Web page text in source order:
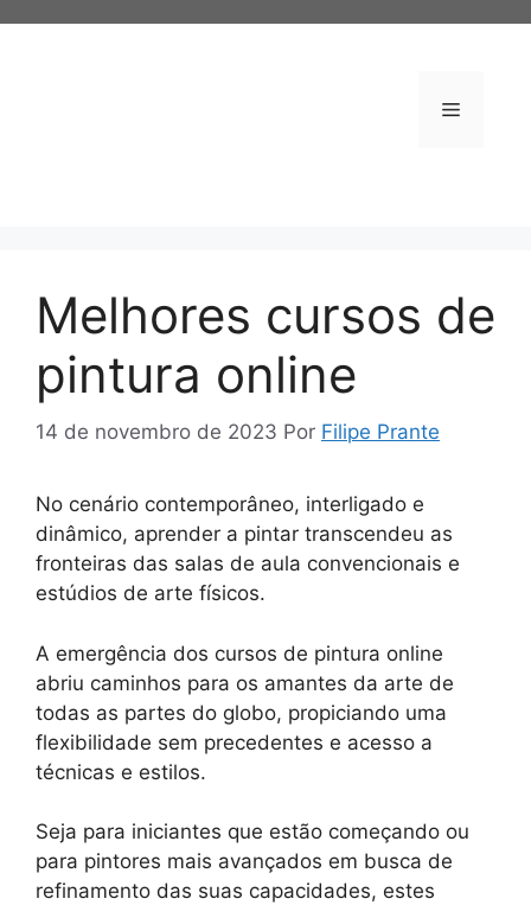
Menu
Melhores cursos de
pintura online
14 de novembro de 2023 Por Filipe Prante
No cenário contemporâneo, interligado e
dinâmico, aprender a pintar transcendeu as
fronteiras das salas de aula convencionais e
estúdios de arte físicos.
A emergência dos cursos de pintura online
abriu caminhos para os amantes da arte de
todas as partes do globo, propiciando uma
flexibilidade sem precedentes e acesso a
técnicas e estilos.
Seja para iniciantes que estão começando ou
para pintores mais avançados em busca de
refinamento das suas capacidades, estes